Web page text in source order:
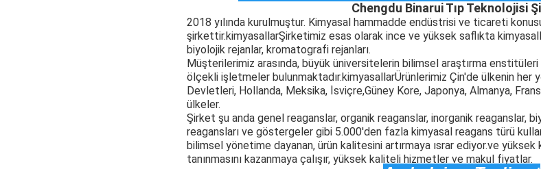
Chengdu Binarui Tıp Teknolojisi
2018 yılında kurulmuştur. Kimyasal hammadde endüstrisi ve ticareti
şirkettir.kimyasallarŞirketimiz esas olarak ince ve yüksek saflıkta
biyolojik rejanlar, kromatografi rejanları.
Müşterilerimiz arasında, büyük üniversitelerin bilimsel araştırma
ölçekli işletmeler bulunmaktadır.kimyasallarÜrünlerimiz Çin'de ülkenin her
Devletleri, Hollanda, Meksika, İsviçre,Güney Kore, Japonya, Almanya,
ülkeler.
Şirket şu anda genel reaganslar, organik reaganslar, inorganik reaganslar,
reagansları ve göstergeler gibi 5.000'den fazla kimyasal reagans türü
bilimsel yönetime dayanan, ürün kalitesini artırmaya ısrar ediyor.ve
tanınmasını kazanmaya çalışır, yüksek kaliteli hizmetler ve makul fiyatlar.